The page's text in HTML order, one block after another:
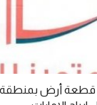
قطعة أرض بمنطقة